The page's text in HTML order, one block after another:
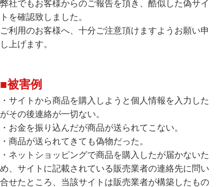
弊社でもお客様からのご報告を頂き、酷似した偽サイ
トを確認致しました。
ご利用のお客様へ、十分ご注意頂けますようお願い申
し上げます。
■被害例
・サイトから商品を購入しようと個人情報を入力した
がその後連絡が一切ない。
・お金を振り込んだが商品が送られてこない。
・商品が送られてきても偽物だった。
・ネットショッピングで商品を購入したが届かないた
め、サイトに記載されている販売業者の連絡先に問い
合せたところ、当該サイトは販売業者が構築したもの